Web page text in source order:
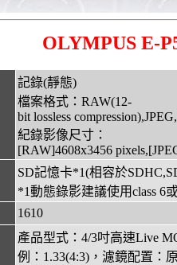
OLYMPUS E-
記錄(靜態)
檔案格式：RAW(12-
bit lossless
紀錄影像尺寸：
[RAW]4608x3456
SD記憶卡*1(相容於
*1動態錄影建議使用class 6
1610
產品型式：4/3吋高速Live
例：1.33(4:3)，濾鏡配置：